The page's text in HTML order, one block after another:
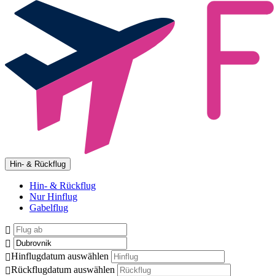
Hin- & Rückflug
Hin- & Rückflug
Nur Hinflug
Gabelflug
Hinflugdatum auswählen
Rückflugdatum auswählen